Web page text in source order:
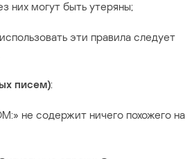
них могут быть утеряны;
эти правила следует
писем):
не содержит ничего похожего на